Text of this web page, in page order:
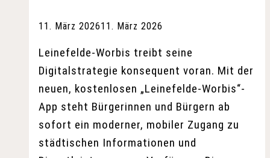
11. März 202611. März 2026
Leinefelde-Worbis treibt seine
Digitalstrategie konsequent voran. Mit der
neuen, kostenlosen „Leinefelde-Worbis“-
App steht Bürgerinnen und Bürgern ab
sofort ein moderner, mobiler Zugang zu
städtischen Informationen und